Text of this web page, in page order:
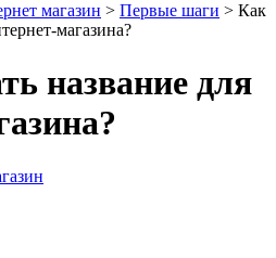
магазин > Первые шаги > Как
магазина?
название для